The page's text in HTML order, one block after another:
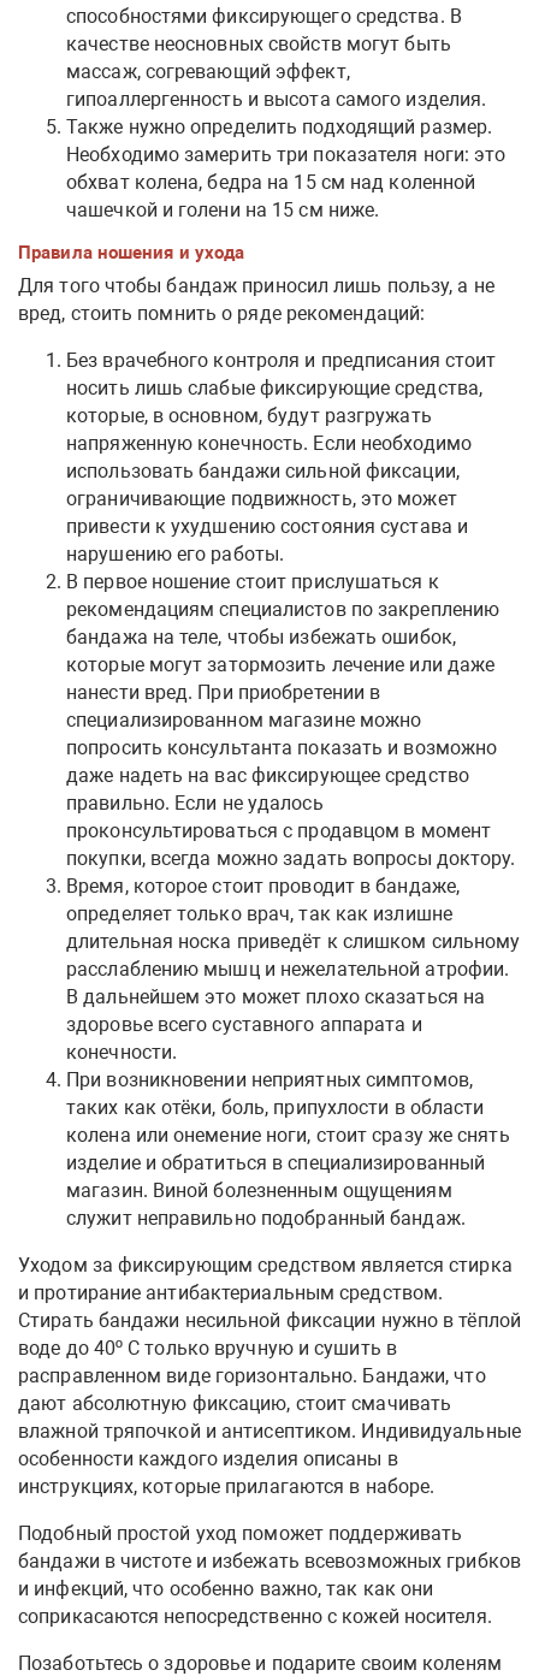
способностями фиксирующего средства. В
качестве неосновных свойств могут быть
массаж, согревающий эффект,
гипоаллергенность и высота самого изделия.
Также нужно определить подходящий размер.
Необходимо замерить три показателя ноги: это
обхват колена, бедра на 15 см над коленной
чашечкой и голени на 15 см ниже.
Правила ношения и ухода
Для того чтобы бандаж приносил лишь пользу, а не
вред, стоить помнить о ряде рекомендаций:
Без врачебного контроля и предписания стоит
носить лишь слабые фиксирующие средства,
которые, в основном, будут разгружать
напряженную конечность. Если необходимо
использовать бандажи сильной фиксации,
ограничивающие подвижность, это может
привести к ухудшению состояния сустава и
нарушению его работы.
В первое ношение стоит прислушаться к
рекомендациям специалистов по закреплению
бандажа на теле, чтобы избежать ошибок,
которые могут затормозить лечение или даже
нанести вред. При приобретении в
специализированном магазине можно
попросить консультанта показать и возможно
даже надеть на вас фиксирующее средство
правильно. Если не удалось
проконсультироваться с продавцом в момент
покупки, всегда можно задать вопросы доктору.
Время, которое стоит проводит в бандаже,
определяет только врач, так как излишне
длительная носка приведёт к слишком сильному
расслаблению мышц и нежелательной атрофии.
В дальнейшем это может плохо сказаться на
здоровье всего суставного аппарата и
конечности.
При возникновении неприятных симптомов,
таких как отёки, боль, припухлости в области
колена или онемение ноги, стоит сразу же снять
изделие и обратиться в специализированный
магазин. Виной болезненным ощущениям
служит неправильно подобранный бандаж.
Уходом за фиксирующим средством является стирка
и протирание антибактериальным средством.
Стирать бандажи несильной фиксации нужно в тёплой
воде до 40º C только вручную и сушить в
расправленном виде горизонтально. Бандажи, что
дают абсолютную фиксацию, стоит смачивать
влажной тряпочкой и антисептиком. Индивидуальные
особенности каждого изделия описаны в
инструкциях, которые прилагаются в наборе.
Подобный простой уход поможет поддерживать
бандажи в чистоте и избежать всевозможных грибков
и инфекций, что особенно важно, так как они
соприкасаются непосредственно с кожей носителя.
Позаботьтесь о здоровье и подарите своим коленям